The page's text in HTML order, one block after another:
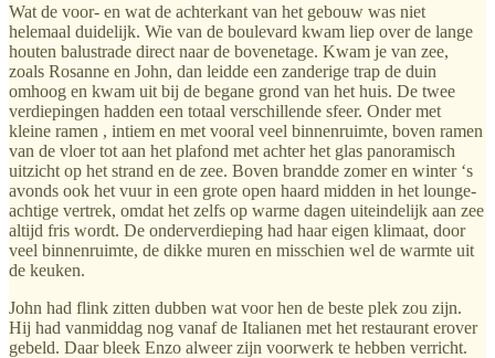
Wat de voor- en wat de achterkant van het gebouw was niet
helemaal duidelijk. Wie van de boulevard kwam liep over de lange
houten balustrade direct naar de bovenetage. Kwam je van zee,
zoals Rosanne en John, dan leidde een zanderige trap de duin
omhoog en kwam uit bij de begane grond van het huis. De twee
verdiepingen hadden een totaal verschillende sfeer. Onder met
kleine ramen , intiem en met vooral veel binnenruimte, boven ramen
van de vloer tot aan het plafond met achter het glas panoramisch
uitzicht op het strand en de zee. Boven brandde zomer en winter ‘s
avonds ook het vuur in een grote open haard midden in het lounge-
achtige vertrek, omdat het zelfs op warme dagen uiteindelijk aan zee
altijd fris wordt. De onderverdieping had haar eigen klimaat, door
veel binnenruimte, de dikke muren en misschien wel de warmte uit
de keuken.
John had flink zitten dubben wat voor hen de beste plek zou zijn.
Hij had vanmiddag nog vanaf de Italianen met het restaurant erover
gebeld. Daar bleek Enzo alweer zijn voorwerk te hebben verricht.